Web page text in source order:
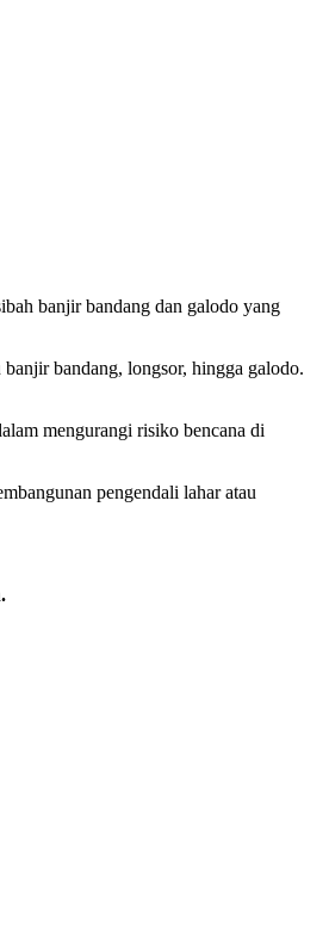
banjir bandang dan galodo yang
bandang, longsor, hingga galodo.
mengurangi risiko bencana di
pengendali lahar atau